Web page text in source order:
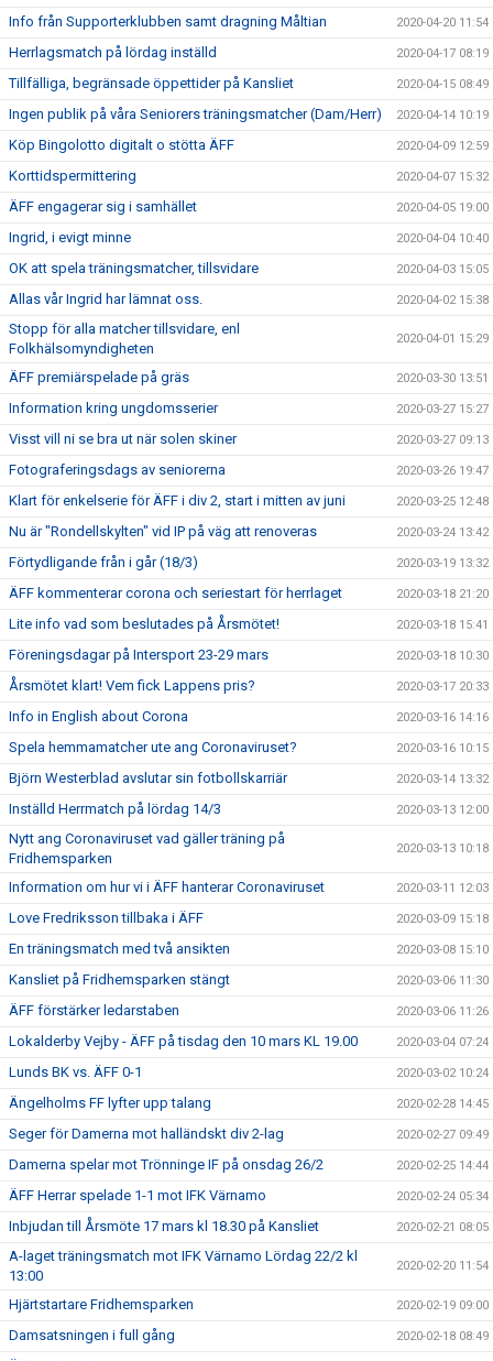
Info från Supporterklubben samt dragning Måltian 2020-04-20 11:54
Herrlagsmatch på lördag inställd 2020-04-17 08:19
Tillfälliga, begränsade öppettider på Kansliet 2020-04-15 08:49
Ingen publik på våra Seniorers träningsmatcher (Dam/Herr) 2020-04-14 10:19
Köp Bingolotto digitalt o stötta ÄFF 2020-04-09 12:59
Korttidspermittering 2020-04-07 15:32
ÄFF engagerar sig i samhället 2020-04-05 19:00
Ingrid, i evigt minne 2020-04-04 10:40
OK att spela träningsmatcher, tillsvidare 2020-04-03 15:05
Allas vår Ingrid har lämnat oss. 2020-04-02 15:38
Stopp för alla matcher tillsvidare, enl
Folkhälsomyndigheten
2020-04-01 15:29
ÄFF premiärspelade på gräs 2020-03-30 13:51
Information kring ungdomsserier 2020-03-27 15:27
Visst vill ni se bra ut när solen skiner 2020-03-27 09:13
Fotograferingsdags av seniorerna 2020-03-26 19:47
Klart för enkelserie för ÄFF i div 2, start i mitten av juni 2020-03-25 12:48
Nu är "Rondellskylten" vid IP på väg att renoveras 2020-03-24 13:42
Förtydligande från i går (18/3) 2020-03-19 13:32
ÄFF kommenterar corona och seriestart för herrlaget 2020-03-18 21:20
Lite info vad som beslutades på Årsmötet! 2020-03-18 15:41
Föreningsdagar på Intersport 23-29 mars 2020-03-18 10:30
Årsmötet klart! Vem fick Lappens pris? 2020-03-17 20:33
Info in English about Corona 2020-03-16 14:16
Spela hemmamatcher ute ang Coronaviruset? 2020-03-16 10:15
Björn Westerblad avslutar sin fotbollskarriär 2020-03-14 13:32
Inställd Herrmatch på lördag 14/3 2020-03-13 12:00
Nytt ang Coronaviruset vad gäller träning på
Fridhemsparken
2020-03-13 10:18
Information om hur vi i ÄFF hanterar Coronaviruset 2020-03-11 12:03
Love Fredriksson tillbaka i ÄFF 2020-03-09 15:18
En träningsmatch med två ansikten 2020-03-08 15:10
Kansliet på Fridhemsparken stängt 2020-03-06 11:30
ÄFF förstärker ledarstaben 2020-03-06 11:26
Lokalderby Vejby - ÄFF på tisdag den 10 mars KL 19.00 2020-03-04 07:24
Lunds BK vs. ÄFF 0-1 2020-03-02 10:24
Ängelholms FF lyfter upp talang 2020-02-28 14:45
Seger för Damerna mot halländskt div 2-lag 2020-02-27 09:49
Damerna spelar mot Trönninge IF på onsdag 26/2 2020-02-25 14:44
ÄFF Herrar spelade 1-1 mot IFK Värnamo 2020-02-24 05:34
Inbjudan till Årsmöte 17 mars kl 18.30 på Kansliet 2020-02-21 08:05
A-laget träningsmatch mot IFK Värnamo Lördag 22/2 kl
13:00
2020-02-20 11:54
Hjärtstartare Fridhemsparken 2020-02-19 09:00
Damsatsningen i full gång 2020-02-18 08:49